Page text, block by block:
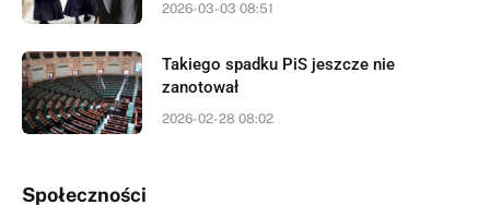
2026-03-03 08:51
Takiego spadku PiS jeszcze nie
zanotował
2026-02-28 08:02
Społeczności